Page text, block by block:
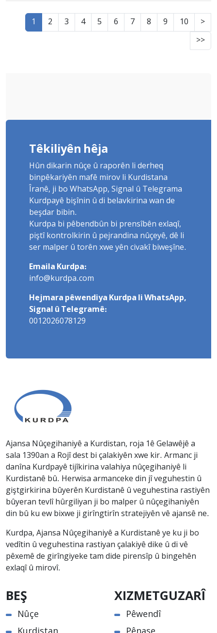
1 2 3 4 5 6 7 8 9 10
>
>>
Têkiliyên hêja
Hûn dikarin nûçe û raporên li derheq
binpêkariyên mafê mirov li Kurdistana
Îranê, ji bo WhatsApp, Signal û Telegrama
Kurdpayê bişînin û di belavkirina wan de
beşdar bibin.
Kurdpa bi pêbendbûn bi prensîbên exlaqî,
piştî kontrolkirin û pejrandina nûçeyê, dê li
ser malper û torên xwe yên civakî biweşîne.
Emaila Kurdpa:
info@kurdpa.com
Hejmara pêwendiya Kurdpa li WhatsApp,
Signal û Telegramê:
0012026078129
Ajansa Nûçegihaniyê a Kurdistan, roja 1ê Gelawêjê a
sala 1390an a Rojî dest bi çalakiyên xwe kir. Armanc ji
danîna Kurdpayê tijîkirina valahiya nûçegihaniyê li
Kurdistanê bû. Herwisa armanceke din jî veguhestin û
giştgirkirina bûyerên Kurdistanê û veguhestina rastiyên
bûyeran tevlî hûrgiliyan ji bo malper û nûçegihaniyên
din bû ku ew bixwe ji girîngtirîn stratejiyên vê ajansê ne.
Kurdpa, Ajansa Nûçegihaniyê a Kurdistanê ye ku ji bo
vedîtin û veguhestina rastiyan çalakiyê dike û di vê
pêxemê de girîngiyeke tam dide pirensîp û bingehên
exlaqî û mirovî.
BEŞ
Nûçe
XIZMETGUZARÎ
Pêwendî